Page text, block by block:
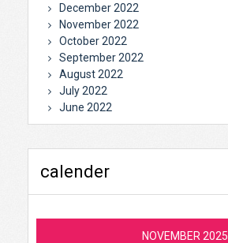
December 2022
November 2022
October 2022
September 2022
August 2022
July 2022
June 2022
calender
NOVEMBER 2025